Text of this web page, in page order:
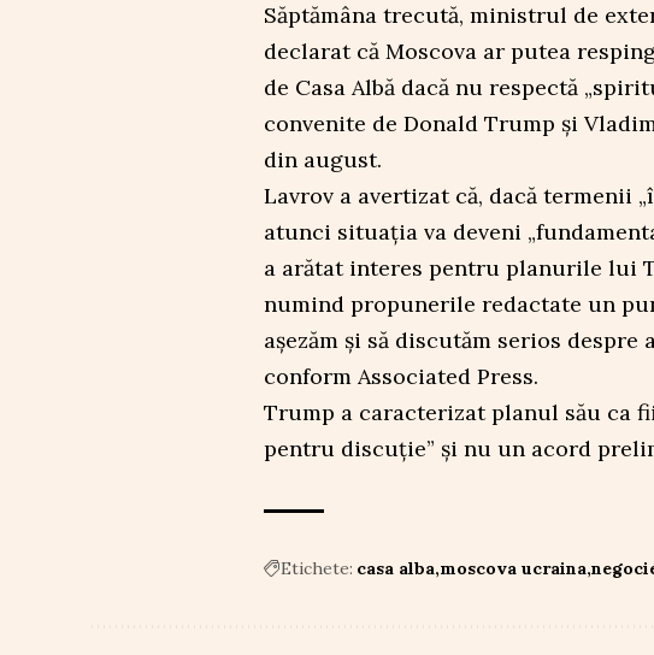
Săptămâna trecută, ministrul de
declarat că Moscova ar putea
de Casa Albă dacă nu respectă
convenite de Donald Trump și
din august.
Lavrov a avertizat că, dacă termenii
atunci situația va deveni
a arătat interes pentru planurile lui
numind propunerile redactate un
așezăm și să discutăm serios
conform Associated Press.
Trump a caracterizat planul său ca
pentru discuție” și nu un acord
Etichete: casa alba moscova ucraina